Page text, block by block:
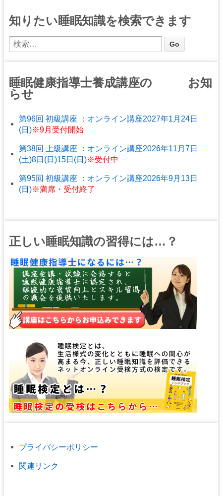
知りたい睡眠知識を検索できます
睡眠健康指導士養成講座の お知
らせ
第96回 初級講座 ：オンライン講座2027年1月24日
(日)※9月受付開始
第38回 上級講座 ：オンライン講座2026年11月7日
(土)8日(日)15日(日)※受付中
第95回 初級講座 ：オンライン講座2026年9月13日
(日)※満席・受付終了
正しい睡眠知識の習得には…？
プライバシーポリシー
関連リンク